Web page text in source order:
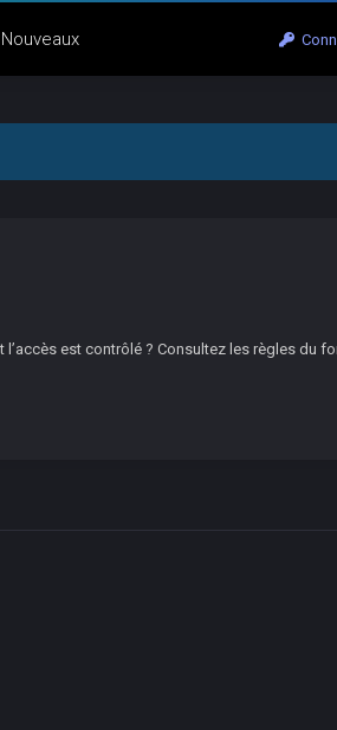
Nouveaux
l’accès est contrôlé ? Consultez les règles du